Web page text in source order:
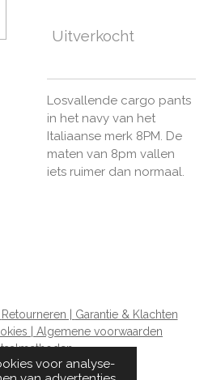
voor analyse-
Uitverkocht
Losvallende cargo pants
in het navy van het
Italiaanse merk 8PM. De
maten van 8pm vallen
iets ruimer dan normaal.
Retourneren | Garantie & Klachten
| Algemene voorwaarden